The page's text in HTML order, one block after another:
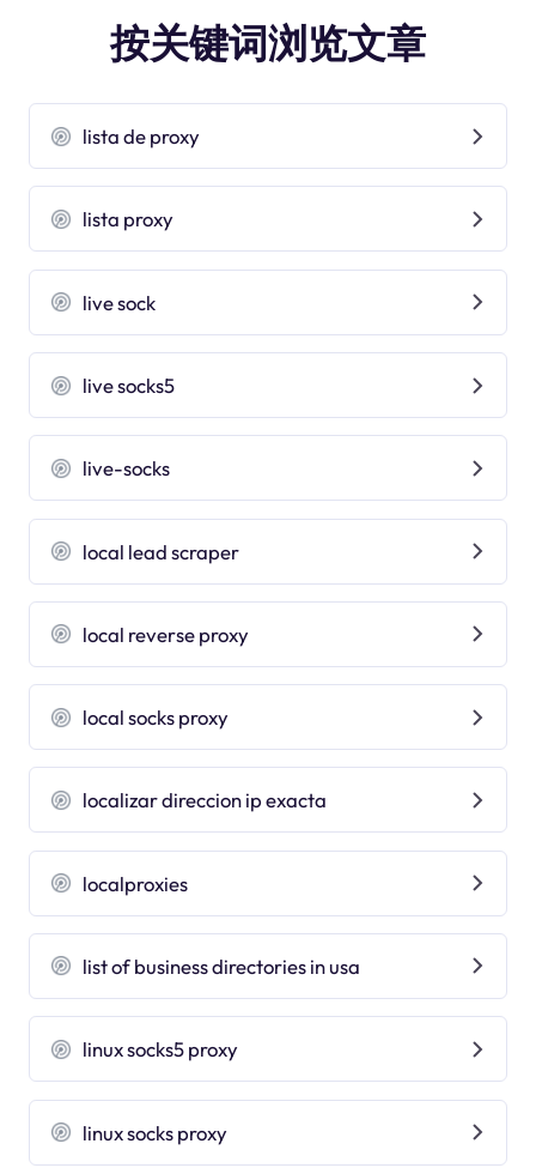
按关键词浏览文章
lista de proxy
lista proxy
live sock
live socks5
live-socks
local lead scraper
local reverse proxy
local socks proxy
localizar direccion ip exacta
localproxies
list of business directories in usa
linux socks5 proxy
linux socks proxy